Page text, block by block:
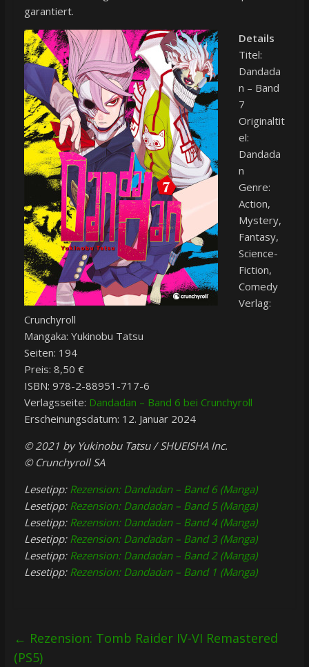
garantiert.
Details
Titel:
Dandada
n – Band
7
Originaltit
el:
Dandada
n
Genre:
Action,
Mystery,
Fantasy,
Science-
Fiction,
Comedy
Verlag:
Crunchyroll
Mangaka: Yukinobu Tatsu
Seiten: 194
Preis: 8,50 €
ISBN: 978-2-88951-717-6
Verlagsseite: Dandadan – Band 6 bei Crunchyroll
Erscheinungsdatum: 12. Januar 2024
© 2021 by Yukinobu Tatsu / SHUEISHA Inc.
© Crunchyroll SA
Lesetipp: Rezension: Dandadan – Band 6 (Manga)
Lesetipp: Rezension: Dandadan – Band 5 (Manga)
Lesetipp: Rezension: Dandadan – Band 4 (Manga)
Lesetipp: Rezension: Dandadan – Band 3 (Manga)
Lesetipp: Rezension: Dandadan – Band 2 (Manga)
Lesetipp: Rezension: Dandadan – Band 1 (Manga)
← Rezension: Tomb Raider IV-VI Remastered
(PS5)